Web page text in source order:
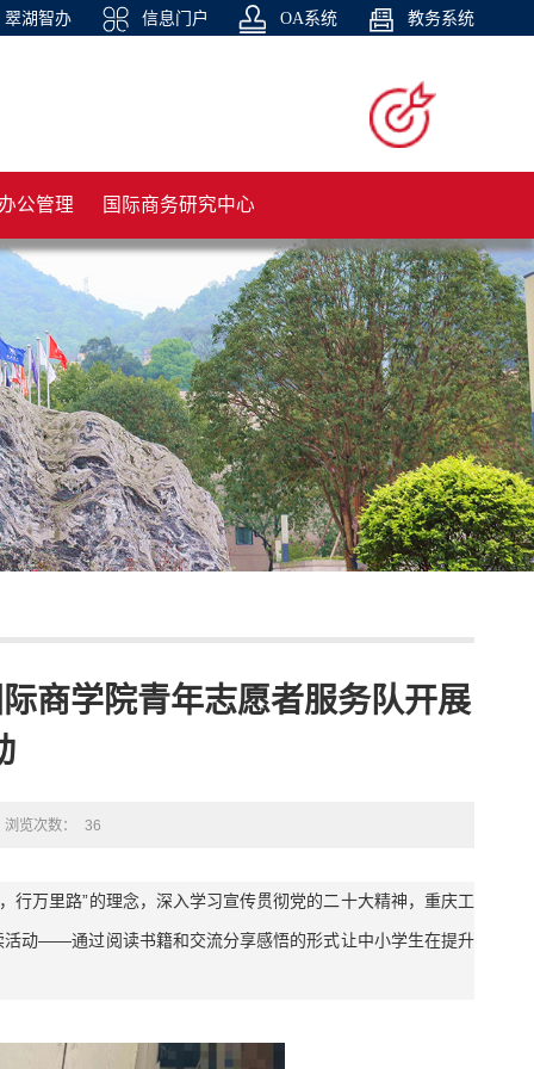
翠湖智办 信息门户 OA系统 教务系统
公管理 国际商务研究中心
商学院青年志愿者服务队开展
浏览次数： 36
行万里路”的理念，深入学习宣传贯彻党的二十大精神，重庆工
动——通过阅读书籍和交流分享感悟的形式让中小学生在提升